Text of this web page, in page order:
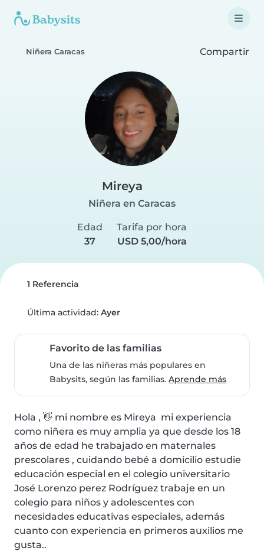
Niñera Caracas Compartir
Mireya
Niñera en Caracas
Edad
37
Tarifa por hora
USD 5,00/hora
1 Referencia
Última actividad: Ayer
Favorito de las familias
Una de las niñeras más populares en
Babysits, según las familias.Aprende más
Hola , 👋 mi nombre es Mireya  mi experiencia
como niñera es muy amplia ya que desde los 18
años de edad he trabajado en maternales
prescolares , cuidando bebé a domicilio estudie
educación especial en el colegio universitario
José Lorenzo perez Rodríguez trabaje en un
colegio para niños y adolescentes con
necesidades educativas especiales, además
cuanto con experiencia en primeros auxilios me
gusta..